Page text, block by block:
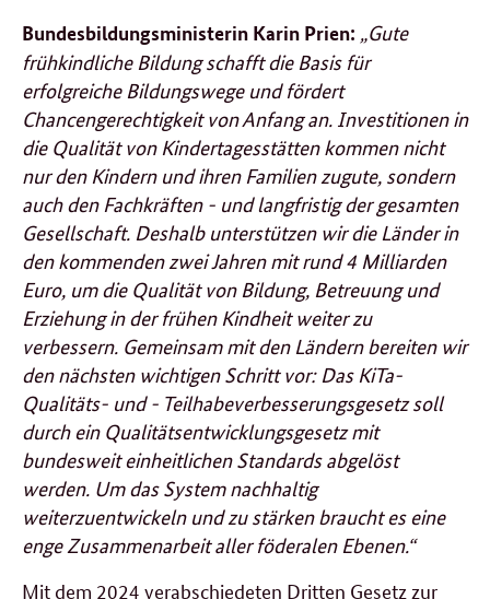
Bundesbildungsministerin Karin Prien: „Gute
frühkindliche Bildung schafft die Basis für
erfolgreiche Bildungswege und fördert
Chancengerechtigkeit von Anfang an. Investitionen in
die Qualität von Kindertagesstätten kommen nicht
nur den Kindern und ihren Familien zugute, sondern
auch den Fachkräften - und langfristig der gesamten
Gesellschaft. Deshalb unterstützen wir die Länder in
den kommenden zwei Jahren mit rund 4 Milliarden
Euro, um die Qualität von Bildung, Betreuung und
Erziehung in der frühen Kindheit weiter zu
verbessern. Gemeinsam mit den Ländern bereiten wir
den nächsten wichtigen Schritt vor: Das KiTa-
Qualitäts- und - Teilhabeverbesserungsgesetz soll
durch ein Qualitätsentwicklungsgesetz mit
bundesweit einheitlichen Standards abgelöst
werden. Um das System nachhaltig
weiterzuentwickeln und zu stärken braucht es eine
enge Zusammenarbeit aller föderalen Ebenen.“
Mit dem 2024 verabschiedeten Dritten Gesetz zur